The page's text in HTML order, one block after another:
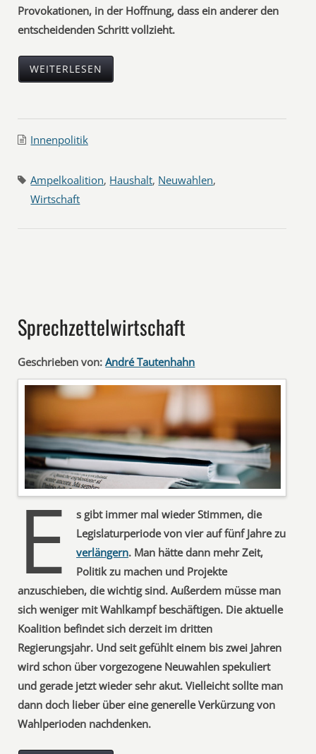
Provokationen, in der Hoffnung, dass ein anderer den
entscheidenden Schritt vollzieht.
WEITERLESEN
Innenpolitik
Ampelkoalition, Haushalt, Neuwahlen,
Wirtschaft
Sprechzettelwirtschaft
Geschrieben von: André Tautenhahn
E
s gibt immer mal wieder Stimmen, die
Legislaturperiode von vier auf fünf Jahre zu
verlängern. Man hätte dann mehr Zeit,
Politik zu machen und Projekte
anzuschieben, die wichtig sind. Außerdem müsse man
sich weniger mit Wahlkampf beschäftigen. Die aktuelle
Koalition befindet sich derzeit im dritten
Regierungsjahr. Und seit gefühlt einem bis zwei Jahren
wird schon über vorgezogene Neuwahlen spekuliert
und gerade jetzt wieder sehr akut. Vielleicht sollte man
dann doch lieber über eine generelle Verkürzung von
Wahlperioden nachdenken.